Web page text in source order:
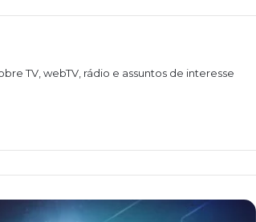
TV, webTV, rádio e assuntos de interesse